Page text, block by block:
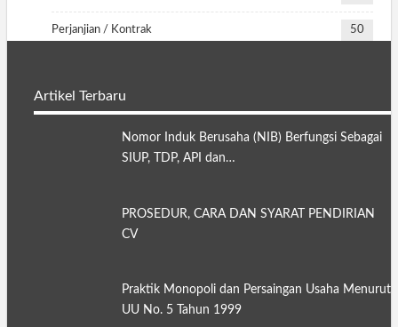
Perjanjian / Kontrak 50
Artikel Terbaru
Nomor Induk Berusaha (NIB) Berfungsi Sebagai
SIUP, TDP, API dan…
PROSEDUR, CARA DAN SYARAT PENDIRIAN
CV
Praktik Monopoli dan Persaingan Usaha Menurut
UU No. 5 Tahun 1999